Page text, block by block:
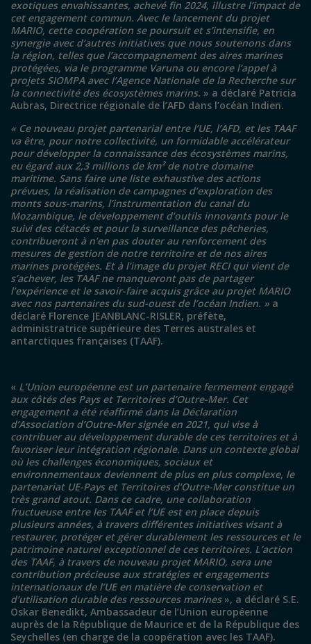
exotiques envahissantes, achevé fin 2024, illustre l’impact de
cet engagement commun. Avec le lancement du projet
MARIO, cette coopération se poursuit et s’intensifie, en
synergie avec d’autres initiatives que nous soutenons dans
la région, telles que l’accompagnement des aires marines
protégées, via le programme Varuna ou encore l’appel à
projets SIOMPA avec l’Agence Nationale de la Recherche sur
la connectivité des écosystèmes marins. » a déclaré Patricia
Aubras, Directrice régionale de l’AFD dans l’océan Indien.
« Ce nouveau projet partenarial entre l’UE, l’AFD, et les TAAF
va être, pour notre collectivité, un formidable accélérateur
pour développer la connaissance des écosystèmes marins,
eu égard aux 2,3 millions de km² de notre domaine
maritime. Sans faire une liste exhaustive des actions
prévues, la réalisation de campagnes d’exploration des
monts sous-marins, l’instrumentation du canal du
Mozambique, le développement d’outils innovants pour le
suivi des cétacés et pour la surveillance des pêcheries,
contribueront à n’en pas douter au renforcement des
mesures de gestion de notre territoire et de nos aires
marines protégées. Et à l’image du projet RECI qui vient de
s’achever, les TAAF ne manqueront pas de partager
l’expérience et le savoir-faire acquis grâce au projet MARIO
avec nos partenaires du sud-ouest de l’océan Indien. » a
déclaré Florence JEANBLANC-RISLER, préfète,
administratrice supérieure des Terres australes et
antarctiques françaises (TAAF).
« L’Union européenne est un partenaire fermement engagé
aux côtés des Pays et Territoires d’Outre-Mer. Cet
engagement a été réaffirmé dans la Déclaration
d’Association d’Outre-Mer signée en 2021, qui vise à
contribuer au développement durable de ces territoires et à
favoriser leur intégration régionale. Dans un contexte global
où les challenges économiques, sociaux et
environnementaux deviennent de plus en plus complexe, le
partenariat UE-Pays et Territoires d’Outre-Mer constitue un
très grand atout. Dans ce cadre, une collaboration
fructueuse entre les TAAF et l’UE est en place depuis
plusieurs années, à travers différentes initiatives visant à
restaurer, protéger et gérer durablement les ressources et le
patrimoine naturel exceptionnel de ces territoires. L’action
des TAAF, à travers de nouveau projet MARIO, sera une
contribution précieuse aux stratégies et engagements
internationaux de l’UE en matière de conservation et
d’utilisation durable des ressources marines», a déclaré S.E.
Oskar Benedikt, Ambassadeur de l’Union européenne
auprès de la République de Maurice et de la République des
Seychelles (en charge de la coopération avec les TAAF).